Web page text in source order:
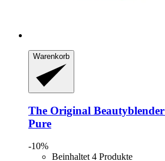
Warenkorb
The Original Beautyblender
Pure
-10%
Beinhaltet 4 Produkte